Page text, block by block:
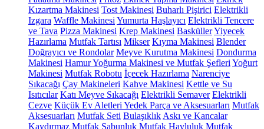
Kızartma Makinesi Tost Makinesi Buharlı Pişirici Elektrikli
Izgara Waffle Makinesi Yumurta Haşlayıcı Elektrikli Tencere
ve Tava Pizza Makinesi Krep Makinesi BasküllerYiyecek
Hazırlama Mutfak Tartısı Mikser Kıyma Makinesi Blender
Doğrayıcı ve Rondolar Meyve Kurutma Makinesi Dondurma
Makinesi Hamur Yoğurma Makinesi ve Mutfak Şefleri Yoğurt
Makinesi Mutfak Robotu İçecek Hazırlama Narenciye
Sıkacağı Çay Makineleri Kahve Makinesi Kettle ve Su
Isıtıcılar Katı Meyve Sıkacağı Elektrikli Semaver Elektrikli
Cezve Küçük Ev Aletleri Yedek Parça ve Aksesuarları Mutfak
Aksesuarları Mutfak Seti Bulaşıklık Askı ve Kancalar
Kaydırmaz Mutfak Sabunluk Mutfak Havluluk Mutfak